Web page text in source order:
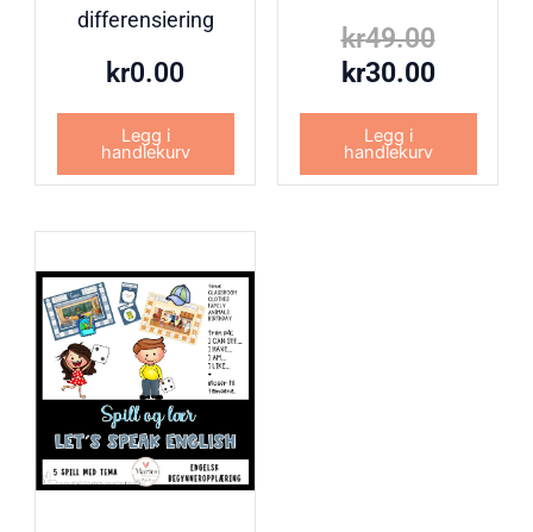
differensiering
kr0.00
Legg i
handlekurv
kr49.00
kr30.00
Legg i
handlekurv